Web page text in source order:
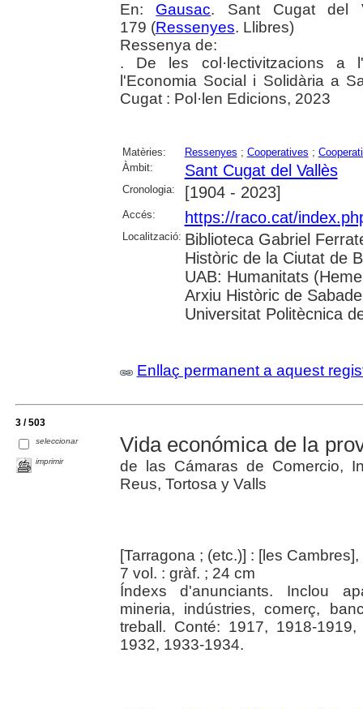
En: Gausac. Sant Cugat del
179 (Ressenyes. Llibres)
Ressenya de:
. De les col·lectivitzacions a
l'Economia Social i Solidària a
Cugat : Pol·len Edicions, 2023
Matèries: Ressenyes ; Cooperatives ;
Àmbit:
Sant Cugat del Vallès
Cronologia: [1904 - 2023]
Accés: https://raco.cat/
Localització: Biblioteca Gabriel
Històric de la Ciutat de
UAB: Humanitats
Arxiu Històric de
Universitat Politècnica
Enllaç permanent a aquest
3 / 503
seleccionar
imprimir
Vida económica de la
de las Cámaras de Comercio,
Reus, Tortosa y Valls
[Tarragona ; (etc.)] : [les
7 vol. : gràf. ; 24 cm
Índexs d'anunciants. Inclou
mineria, indústries, comerç,
treball. Conté: 1917, 1918-
1932, 1933-1934.